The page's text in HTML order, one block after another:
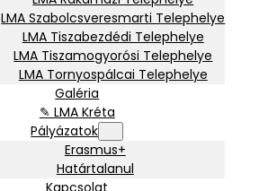
LMA Szabolcsveresmarti Telephelye
LMA Tiszabezdédi Telephelye
LMA Tiszamogyorósi Telephelye
LMA Tornyospálcai Telephelye
Galéria
✎ LMA Kréta
Pályázatok
Erasmus+
Határtalanul